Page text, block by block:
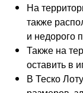
На
также
и недорого
Также на
оставить в
В Теско